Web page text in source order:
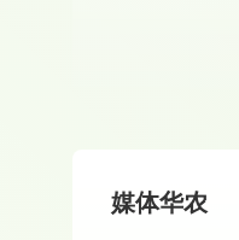
媒体华农